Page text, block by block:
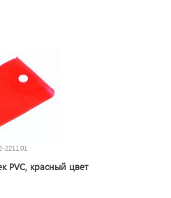
2211.01
PVC, красный цвет